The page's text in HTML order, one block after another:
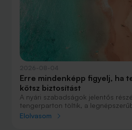
Erre mindenképp figyelj, ha
kötsz biztosítást
A nyári szabadságok jelentős
tengerparton töltik, a
Horvátország, Olaszország és
Elolvasom